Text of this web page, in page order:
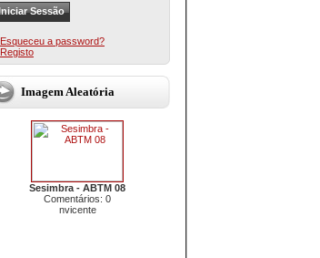
Esqueceu a password?
Registo
Imagem Aleatória
Sesimbra - ABTM 08
Comentários: 0
nvicente